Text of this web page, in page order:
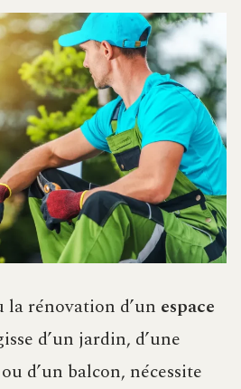
la rénovation d’un espace
d’un jardin, d’une
d’un balcon, nécessite